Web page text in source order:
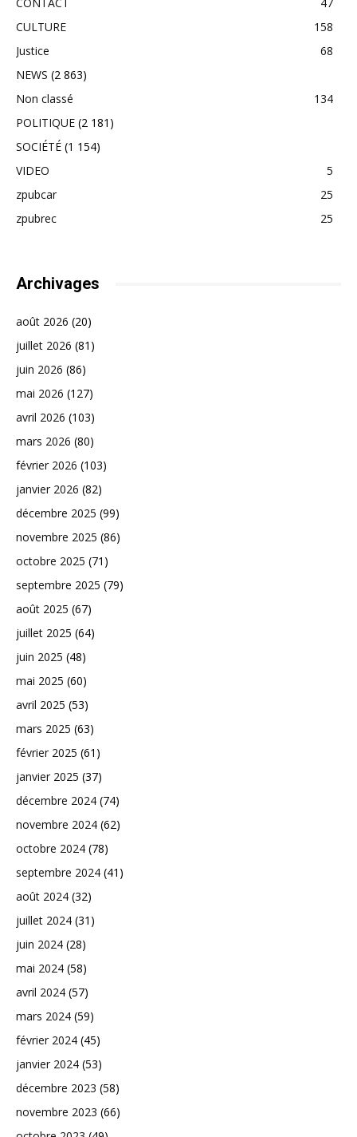
CULTURE
158
Justice
68
NEWS (2 863)
Non classé
134
POLITIQUE (2 181)
SOCIÉTÉ (1 154)
VIDEO
5
zpubcar
25
zpubrec
25
Archivages
août 2026 (20)
juillet 2026 (81)
juin 2026 (86)
mai 2026 (127)
avril 2026 (103)
mars 2026 (80)
février 2026 (103)
janvier 2026 (82)
décembre 2025 (99)
novembre 2025 (86)
octobre 2025 (71)
septembre 2025 (79)
août 2025 (67)
juillet 2025 (64)
juin 2025 (48)
mai 2025 (60)
avril 2025 (53)
mars 2025 (63)
février 2025 (61)
janvier 2025 (37)
décembre 2024 (74)
novembre 2024 (62)
octobre 2024 (78)
septembre 2024 (41)
août 2024 (32)
juillet 2024 (31)
juin 2024 (28)
mai 2024 (58)
avril 2024 (57)
mars 2024 (59)
février 2024 (45)
janvier 2024 (53)
décembre 2023 (58)
novembre 2023 (66)